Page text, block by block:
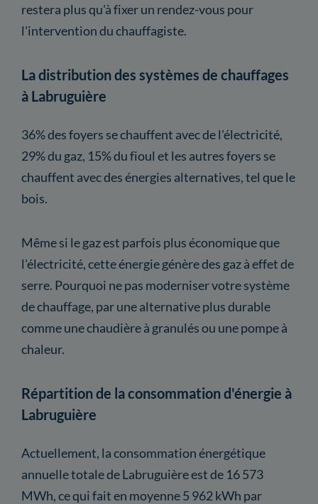
restera plus qu'à fixer un rendez-vous pour
l'intervention du chauffagiste.
La distribution des systèmes de chauffages
à Labruguière
36% des foyers se chauffent avec de l'électricité,
29% du gaz, 15% du fioul et les autres foyers se
chauffent avec des énergies alternatives, tel que le
bois.
Même si le gaz est parfois plus économique que
l'électricité, cette énergie génère des gaz à effet de
serre. Pourquoi ne pas moderniser votre système
de chauffage, par une alternative plus durable
comme une chaudière à granulés ou une pompe à
chaleur.
Répartition de la consommation d'énergie à
Labruguière
Actuellement, la consommation énergétique
annuelle totale de Labruguière est de 16 573
MWh, ce qui fait en moyenne 5 962 kWh par